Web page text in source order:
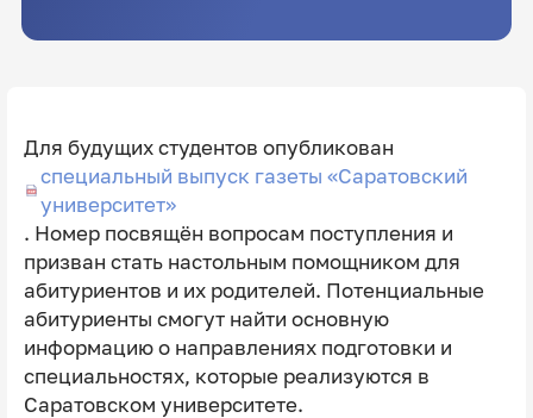
Для будущих студентов опубликован
специальный выпуск газеты «Саратовский
университет»
. Номер посвящён вопросам поступления и
призван стать настольным помощником для
абитуриентов и их родителей. Потенциальные
абитуриенты смогут найти основную
информацию о направлениях подготовки и
специальностях, которые реализуются в
Саратовском университете.